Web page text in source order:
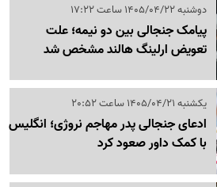
دوشنبه 1405/04/22 ساعت 17:22
پیامک جنجالی بین دو نیمه؛ علت
تعویض ارلینگ هالند مشخص شد
یکشنبه 1405/04/21 ساعت 20:52
ادعای جنجالی پدر مهاجم نروژی؛ انگلیس
با کمک داور صعود کرد